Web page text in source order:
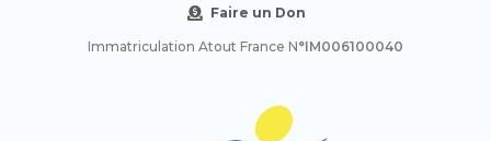
Faire un Don
Immatriculation Atout France N°IM006100040